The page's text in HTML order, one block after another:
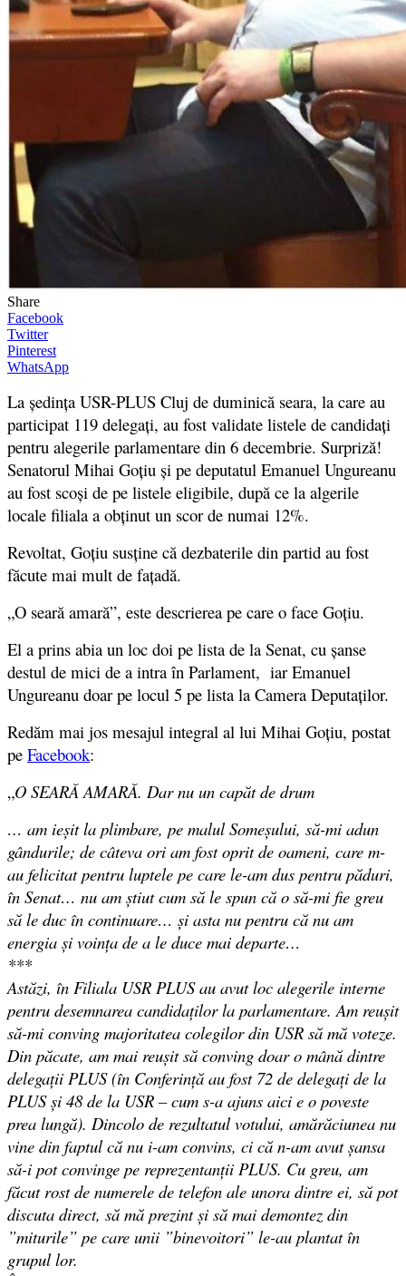
Share
Facebook
Twitter
Pinterest
WhatsApp
La ședința USR-PLUS Cluj de duminică seara, la care au
participat 119 delegați, au fost validate listele de candidați
pentru alegerile parlamentare din 6 decembrie. Surpriză!
Senatorul Mihai Goțiu și pe deputatul Emanuel Ungureanu
au fost scoși de pe listele eligibile, după ce la algerile
locale filiala a obținut un scor de numai 12%.
Revoltat, Goțiu susține că dezbaterile din partid au fost
făcute mai mult de fațadă.
„O seară amară”, este descrierea pe care o face Goțiu.
El a prins abia un loc doi pe lista de la Senat, cu șanse
destul de mici de a intra în Parlament, iar Emanuel
Ungureanu doar pe locul 5 pe lista la Camera Deputaților.
Redăm mai jos mesajul integral al lui Mihai Goțiu, postat
pe Facebook:
„O SEARĂ AMARĂ. Dar nu un capăt de drum
… am ieșit la plimbare, pe malul Someșului, să-mi adun
gândurile; de câteva ori am fost oprit de oameni, care m-
au felicitat pentru luptele pe care le-am dus pentru păduri,
în Senat… nu am știut cum să le spun că o să-mi fie greu
să le duc în continuare… și asta nu pentru că nu am
energia și voința de a le duce mai departe…
***
Astăzi, în Filiala USR PLUS au avut loc alegerile interne
pentru desemnarea candidaților la parlamentare. Am reușit
să-mi conving majoritatea colegilor din USR să mă voteze.
Din păcate, am mai reușit să conving doar o mână dintre
delegații PLUS (în Conferință au fost 72 de delegați de la
PLUS și 48 de la USR – cum s-a ajuns aici e o poveste
prea lungă). Dincolo de rezultatul votului, amărăciunea nu
vine din faptul că nu i-am convins, ci că n-am avut șansa
să-i pot convinge pe reprezentanții PLUS. Cu greu, am
făcut rost de numerele de telefon ale unora dintre ei, să pot
discuta direct, să mă prezint și să mai demontez din
”miturile” pe care unii ”binevoitori” le-au plantat în
grupul lor.